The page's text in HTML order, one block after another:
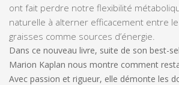
ont fait perdre notre flexibilité
naturelle à alterner efficacement entre
graisses comme sources d’énergie.
Dans ce nouveau livre, suite de son best-
Marion Kaplan nous montre comment
Avec passion et rigueur, elle démonte les